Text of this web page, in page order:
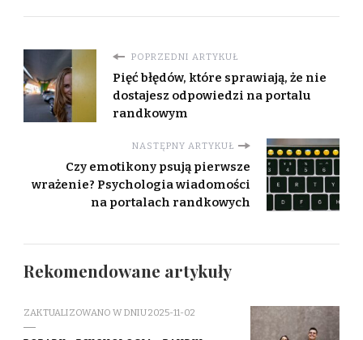
POPRZEDNI ARTYKUŁ
Pięć błędów, które sprawiają, że nie
dostajesz odpowiedzi na portalu
randkowym
NASTĘPNY ARTYKUŁ
Czy emotikony psują pierwsze
wrażenie? Psychologia wiadomości
na portalach randkowych
Rekomendowane artykuły
ZAKTUALIZOWANO W DNIU2025-11-02